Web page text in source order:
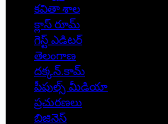
కవితా శాల
క్లాస్ రూమ్
గెస్ట్ ఎడిటర్
తెలంగాణ
దక్కన్.కామ్
పీపుల్స్ ‌మీడియా
ప్రచురణలు
బిజినెస్